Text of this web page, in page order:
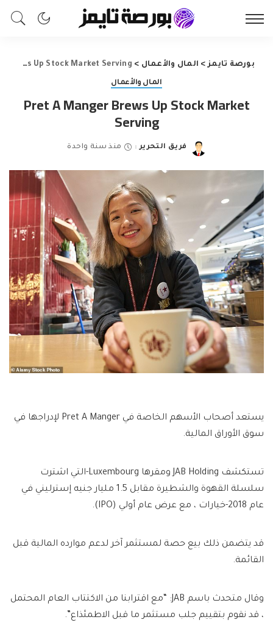
بورصة تايمز> المال والأعمال >
Pret A Manger Brews Up Stock Market Serving
المال والأعمال
Pret A Manger Brews Up Stock Market
Serving
Posted
فريق التحرير منذ سنة واحدة
يستعد أصحاب الأسهم الخاصة في Pret A Manger لإدراجها في
سوق الأوراق المالية.
تستكشف JAB Holding ومقرها Luxembourg-التي اشترت
سلسلة القهوة والشطيرة مقابل 1.5 مليار جنيه إسترليني في
عام 2018-خيارات ، مع عرض عام أولي (IPO).
قد يتضمن ذلك بيع حصة لمستثمر آخر لدعم موارده المالية قبل
القائمة.
وقال متحدث باسم JAB: “مع اقترابنا من الاكتتاب العام المحتمل
، قد نقوم بتقييم جلب مستثمر ما قبل الاطمئذاع”.